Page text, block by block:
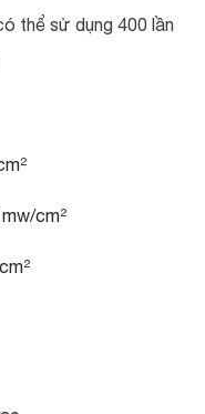
thể sử dụng 400 lần
cm²